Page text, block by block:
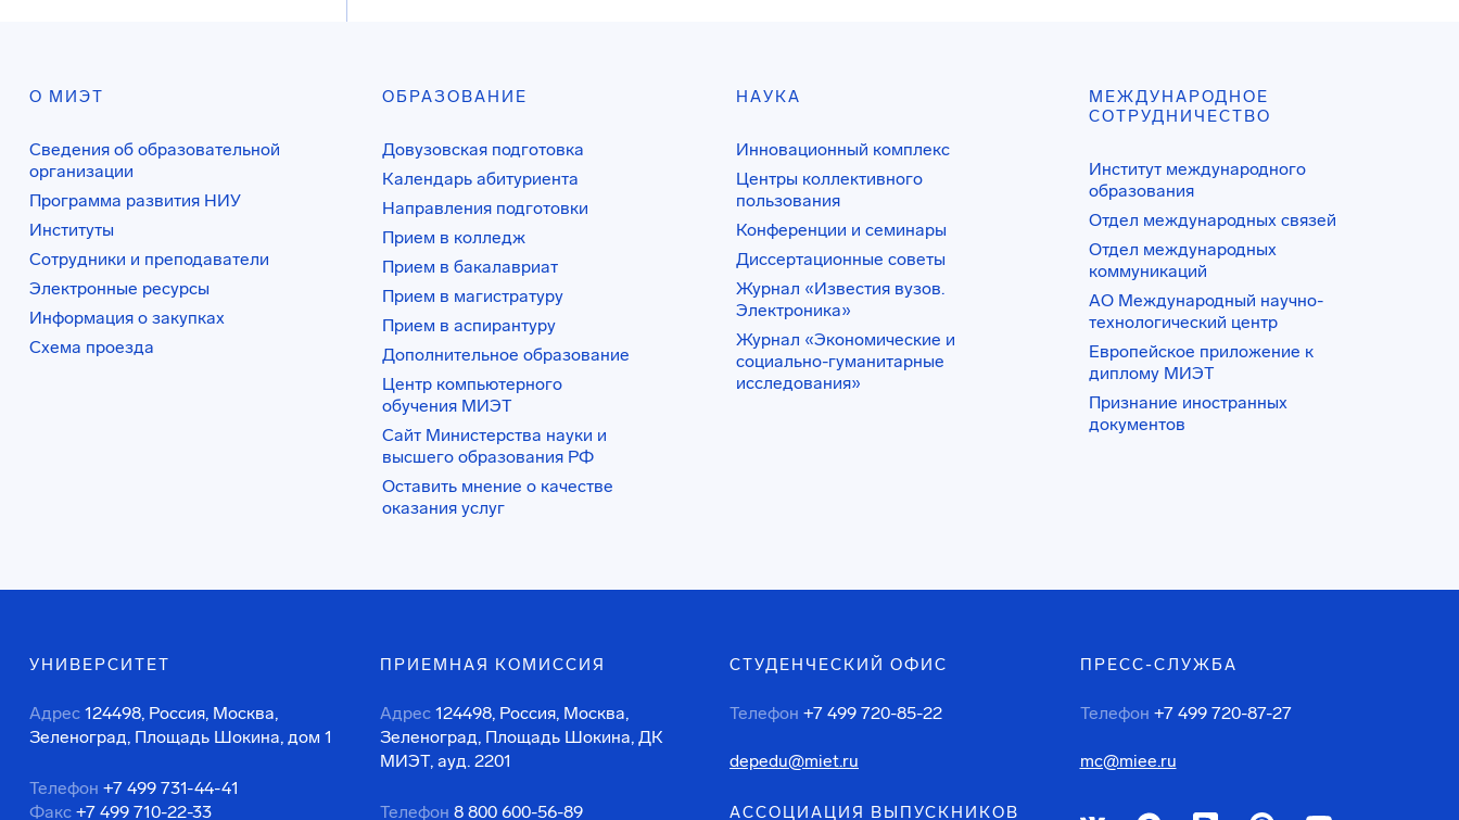
О МИЭТ
Сведения об образовательной
организации
Программа развития НИУ
Институты
Сотрудники и преподаватели
Электронные ресурсы
Информация о закупках
Схема проезда
ОБРАЗОВАНИЕ
Довузовская подготовка
Календарь абитуриента
Направления подготовки
Прием в колледж
Прием в бакалавриат
Прием в магистратуру
Прием в аспирантуру
Дополнительное образование
Центр компьютерного
обучения МИЭТ
Сайт Министерства науки и
высшего образования РФ
Оставить мнение о качестве
оказания услуг
НАУКА
Инновационный комплекс
Центры коллективного
пользования
Конференции и семинары
Диссертационные советы
Журнал «Известия вузов.
Электроника»
Журнал «Экономические и
социально-гуманитарные
исследования»
МЕЖДУНАРОДНОЕ
СОТРУДНИЧЕСТВО
Институт международного
образования
Отдел международных связей
Отдел международных
коммуникаций
АО Международный научно-
технологический центр
Европейское приложение к
диплому МИЭТ
Признание иностранных
документов
УНИВЕРСИТЕТ
Адрес 124498, Россия, Москва,
Зеленоград, Площадь Шокина, дом 1
Телефон +7 499 731-44-41
Факс +7 499 710-22-33
ПРИЕМНАЯ КОМИССИЯ
Адрес 124498, Россия, Москва,
Зеленоград, Площадь Шокина, ДК
МИЭТ, ауд. 2201
Телефон 8 800 600-56-89
СТУДЕНЧЕСКИЙ ОФИС
Телефон +7 499 720-85-22
depedu@miet.ru
АССОЦИАЦИЯ ВЫПУСКНИКОВ
ПРЕСС-СЛУЖБА
Телефон +7 499 720-87-27
mc@miee.ru